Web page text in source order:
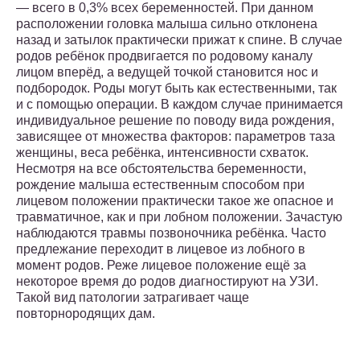
— всего в 0,3% всех беременностей. При данном
расположении головка малыша сильно отклонена
назад и затылок практически прижат к спине. В случае
родов ребёнок продвигается по родовому каналу
лицом вперёд, а ведущей точкой становится нос и
подбородок. Роды могут быть как естественными, так
и с помощью операции. В каждом случае принимается
индивидуальное решение по поводу вида рождения,
зависящее от множества факторов: параметров таза
женщины, веса ребёнка, интенсивности схваток.
Несмотря на все обстоятельства беременности,
рождение малыша естественным способом при
лицевом положении практически такое же опасное и
травматичное, как и при лобном положении. Зачастую
наблюдаются травмы позвоночника ребёнка. Часто
предлежание переходит в лицевое из лобного в
момент родов. Реже лицевое положение ещё за
некоторое время до родов диагностируют на УЗИ.
Такой вид патологии затрагивает чаще
повторнородящих дам.